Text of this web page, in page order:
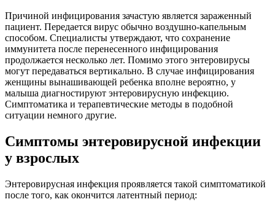
Причиной инфицирования зачастую является зараженный
пациент. Передается вирус обычно воздушно-капельным
способом. Специалисты утверждают, что сохранение
иммунитета после перенесенного инфицирования
продолжается несколько лет. Помимо этого энтеровирусы
могут передаваться вертикально. В случае инфицирования
женщины вынашивающей ребенка вполне вероятно, у
малыша диагностируют энтеровирусную инфекцию.
Симптоматика и терапевтические методы в подобной
ситуации немного другие.
Симптомы энтеровирусной инфекции
у взрослых
Энтеровирусная инфекция проявляется такой симптоматикой
после того, как окончится латентный период: